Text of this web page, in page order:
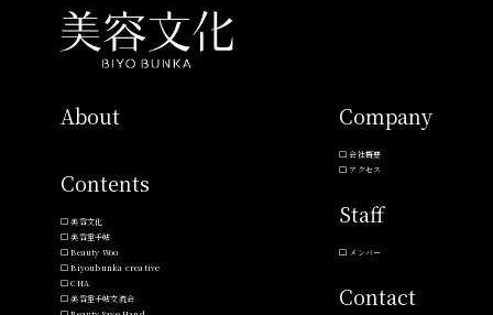
About
Contents
美容文化
美容室手帖
Beauty Woo
Biyoubunka creative
CHA
美容室手帖交流会
Company
会社概要
アクセス
Staff
メンバー
Contact